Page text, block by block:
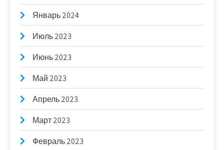
Январь 2024
Июль 2023
Июнь 2023
Май 2023
Апрель 2023
Март 2023
Февраль 2023